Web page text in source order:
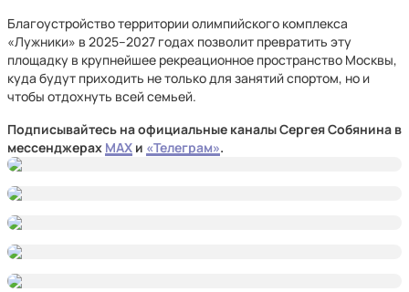
Благоустройство территории олимпийского комплекса
«Лужники» в 2025–2027 годах позволит превратить эту
площадку в крупнейшее рекреационное пространство Москвы,
куда будут приходить не только для занятий спортом, но и
чтобы отдохнуть всей семьей.
Подписывайтесь на официальные каналы Сергея Собянина в
мессенджерах MAX и «Телеграм».